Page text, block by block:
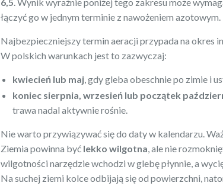
łączyć go w jednym terminie z nawożeniem azotowym.
Najbezpieczniejszy termin aeracji przypada na okres
W polskich warunkach jest to zazwyczaj:
kwiecień lub maj, gdy gleba obeschnie po zimie i
koniec sierpnia, wrzesień lub początek
trawa nadal aktywnie rośnie.
Nie warto przywiązywać się do daty w kalendarzu.
Ziemia powinna być lekko wilgotna, ale nie
wilgotności narzędzie wchodzi w glebę płynnie, a
Na suchej ziemi kolce odbijają się od powierzchni,